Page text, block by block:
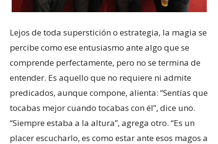
Lejos de toda superstición o estrategia, la magia se
percibe como ese entusiasmo ante algo que se
comprende perfectamente, pero no se termina de
entender. Es aquello que no requiere ni admite
predicados, aunque compone, alienta: “Sentías que
tocabas mejor cuando tocabas con él”, dice uno.
“Siempre estaba a la altura”, agrega otro. “Es un
placer escucharlo, es como estar ante esos magos a